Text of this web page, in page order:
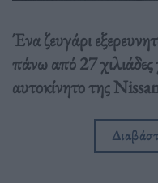
Ένα ζευγάρι
πάνω από 27 χιλιάδες
αυτοκίνητο της